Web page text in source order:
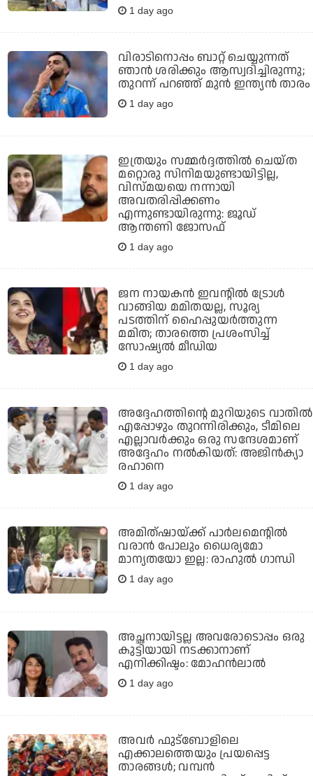
1 day ago
വിരാടിനൊപ്പം ബാറ്റ് ചെയ്യുന്നത്
ഞാന്‍ ശരിക്കും ആസ്വദിച്ചിരുന്നു;
തുറന്ന് പറഞ്ഞ് മുന്‍ ഇന്ത്യന്‍ താരം
1 day ago
ഇത്രയും സമ്മർദ്ദത്തിൽ ചെയ്ത
മറ്റൊരു സിനിമയുണ്ടായിട്ടില്ല,
വിസ്മയയെ നന്നായി
അവതരിപ്പിക്കണം
എന്നുണ്ടായിരുന്നു: ജൂഡ്
ആന്തണി ജോസഫ്
1 day ago
ജന നായകന്‍ ഇവന്റില്‍ ട്രോള്‍
വാങ്ങിയ മമിതയല്ല, സൂര്യ
പടത്തിന് ഹൈപ്പുയര്‍ത്തുന്ന
മമിത; താരത്തെ പ്രശംസിച്ച്
സോഷ്യല്‍ മീഡിയ
1 day ago
അദ്ദേഹത്തിന്റെ മുറിയുടെ വാതില്‍
എപ്പോഴും തുറന്നിരിക്കും, ടീമിലെ
എല്ലാവര്‍ക്കും ഒരു സന്ദേശമാണ്
അദ്ദേഹം നല്‍കിയത്: അജിന്‍ക്യാ
രഹാനെ
1 day ago
അമിത്ഷായ്ക്ക് പാര്‍ലമെന്റില്‍
വരാന്‍ പോലും ധൈര്യമോ
മാന്യതയോ ഇല്ല: രാഹുല്‍ ഗാന്ധി
1 day ago
അച്ഛനായിട്ടല്ല അവരോടൊപ്പം ഒരു
കുട്ടിയായി നടക്കാനാണ്
എനിക്കിഷ്ടം: മോഹൻലാൽ
1 day ago
അവര്‍ ഫുട്‌ബോളിലെ
എക്കാലത്തെയും പ്രയപ്പെട്ട
താരങ്ങള്‍; വമ്പന്‍